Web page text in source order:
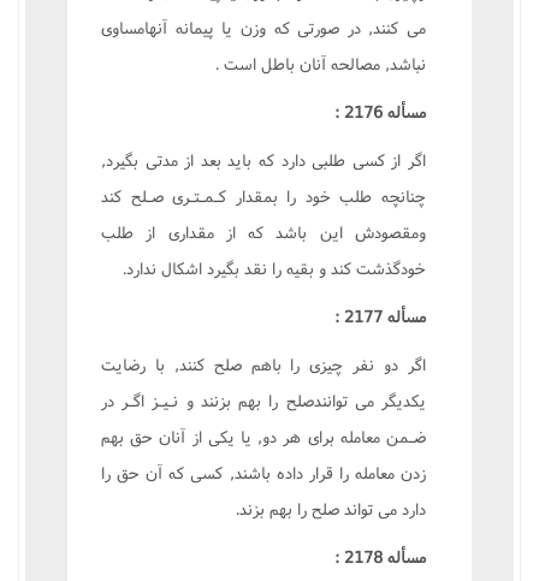
مى کنند, در صورتى که وزن يا پيمانه آنهامساوى
نباشد, مصالحه آنان باطل است .
مسأله 2176 :
اگر از کسى طلبى دارد که بايد بعد از مدتى بگيرد,
چنانچه طلب خود را بمقدار کـمـتـرى صـلح کند
ومقصودش اين باشد که از مقدارى از طلب
خودگذشت کند و بقيه را نقد بگيرد اشکال ندارد.
مسأله 2177 :
اگر دو نفر چيزى را باهم صلح کنند, با رضايت
يکديگر مى توانندصلح را بهم بزنند و نـيـز اگـر در
ضـمن معامله براى هر دو, يا يکى از آنان حق بهم
زدن معامله را قرار داده باشند, کسى که آن حق را
دارد مى تواند صلح را بهم بزند.
مسأله 2178 :